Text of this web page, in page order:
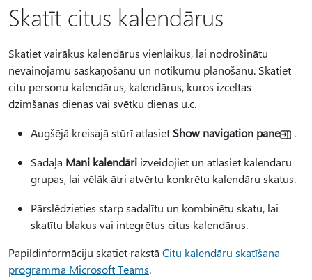
Skatīt citus kalendārus
Skatiet vairākus kalendārus vienlaikus, lai nodrošinātu
nevainojamu saskaņošanu un notikumu plānošanu. Skatiet
citu personu kalendārus, kalendārus, kuros izceltas
dzimšanas dienas vai svētku dienas u.c.
Augšējā kreisajā stūrī atlasiet Show navigation pane
.
Sadaļā Mani kalendāri izveidojiet un atlasiet kalendāru
grupas, lai vēlāk ātri atvērtu konkrētu kalendāru skatus.
Pārslēdzieties starp sadalītu un kombinētu skatu, lai
skatītu blakus vai integrētus citus kalendārus.
Papildinformāciju skatiet rakstā Citu kalendāru skatīšana
programmā Microsoft Teams.